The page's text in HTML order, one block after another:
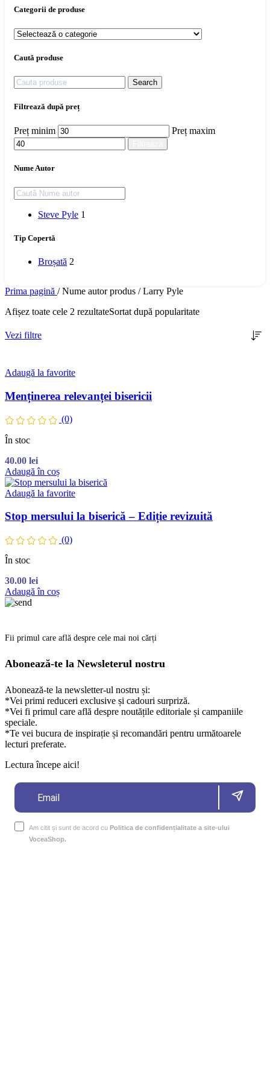
Categorii de produse
Caută produse
Search
Filtrează după preț
Preț minim Preț maxim
Nume Autor
Steve Pyle 1
Tip Copertă
Broșată 2
Prima pagină / Nume autor produs / Larry Pyle
Afișez toate cele 2 rezultateSortat după popularitate
Vezi filtre
Adaugă la favorite
Menținerea relevanței bisericii
(0)
În stoc
40.00 lei
Adaugă în coș
Adaugă la favorite
Stop mersului la biserică – Ediție revizuită
(0)
În stoc
30.00 lei
Adaugă în coș
Fii primul care află despre cele mai noi cărți
Abonează-te la Newsleterul nostru
Abonează-te la newsletter-ul nostru și:
*Vei primi reduceri exclusive și cadouri surpriză.
*Vei fi primul care află despre noutățile editoriale și campaniile
speciale.
*Te vei bucura de inspirație și recomandări pentru următoarele
lecturi preferate.
Lectura începe aici!
Am citit și sunt de acord cu Politica de confidențialitate a site-ului
VoceaShop.